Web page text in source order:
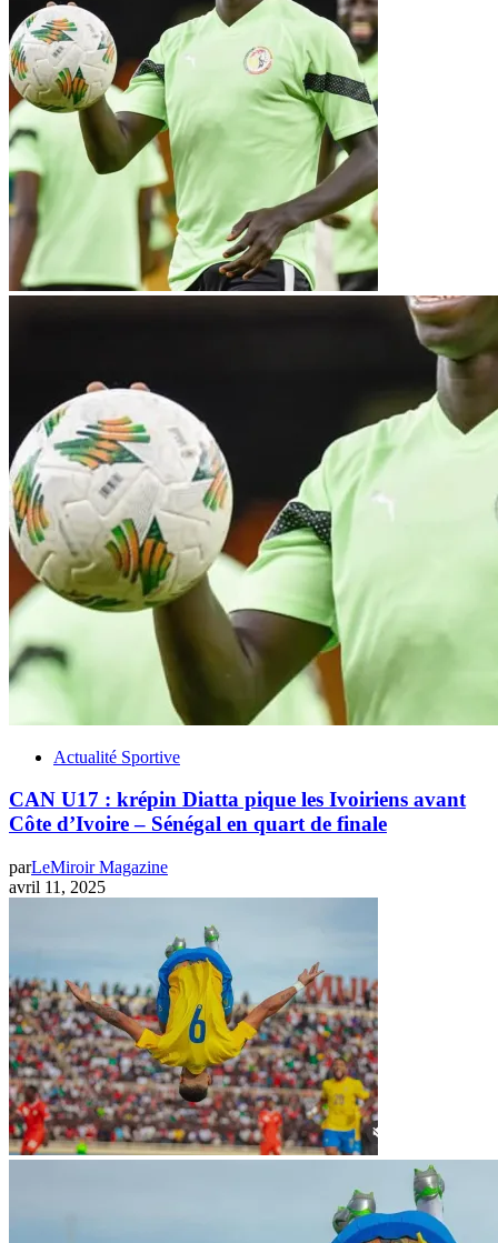
Actualité Sportive
CAN U17 : krépin Diatta pique les Ivoiriens avant
Côte d’Ivoire – Sénégal en quart de finale
parLeMiroir Magazine
avril 11, 2025